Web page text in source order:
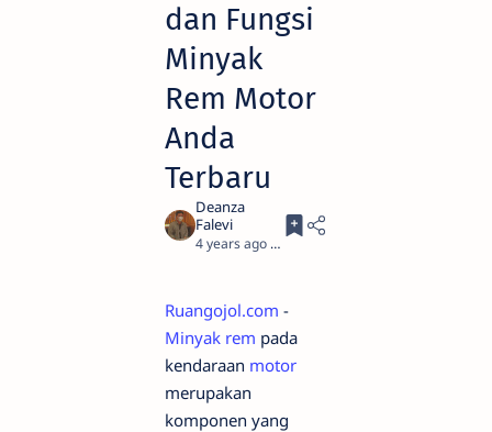
dan Fungsi
Minyak
Rem Motor
Anda
Terbaru
4 years ago 3
Ruangojol.com -
Minyak rem pada
kendaraan motor
merupakan
komponen yang